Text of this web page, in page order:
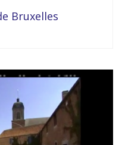
Bruxelles